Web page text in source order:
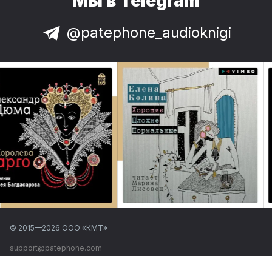
@patephone_audioknigi
© 2015—2026 ООО «КМТ»
support@patephone.com